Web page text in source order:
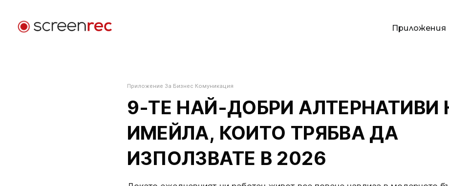
Приложения
Изпращайте видео имейли, намалете срещите и
останете фокусирани докато програмирате.
Изпращайте персонализирани видео съобщения и
решавайте проблеми по-бързо.
Приложение За Бизнес Комуникация
9-ТЕ НАЙ-ДОБРИ АЛТЕРНАТИВИ
ИМЕЙЛА, КОИТО ТРЯБВА ДА
ИЗПОЛЗВАТЕ В 2026